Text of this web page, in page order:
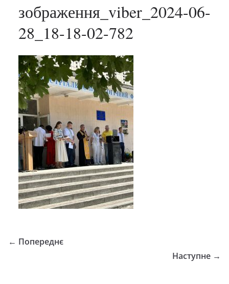
зображення_viber_2024-06-
28_18-18-02-782
← Попереднє
Наступне →